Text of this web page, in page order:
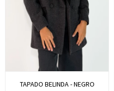
TAPADO BELINDA - NEGRO